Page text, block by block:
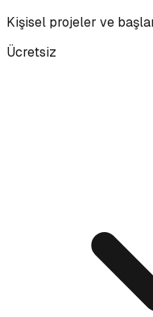
Kişisel projeler ve
Ücretsiz